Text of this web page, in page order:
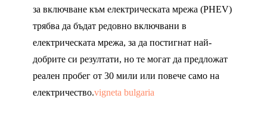
за включване към електрическата мрежа (PHEV)
трябва да бъдат редовно включвани в
електрическата мрежа, за да постигнат най-
добрите си резултати, но те могат да предложат
реален пробег от 30 мили или повече само на
електричество.vigneta bulgaria